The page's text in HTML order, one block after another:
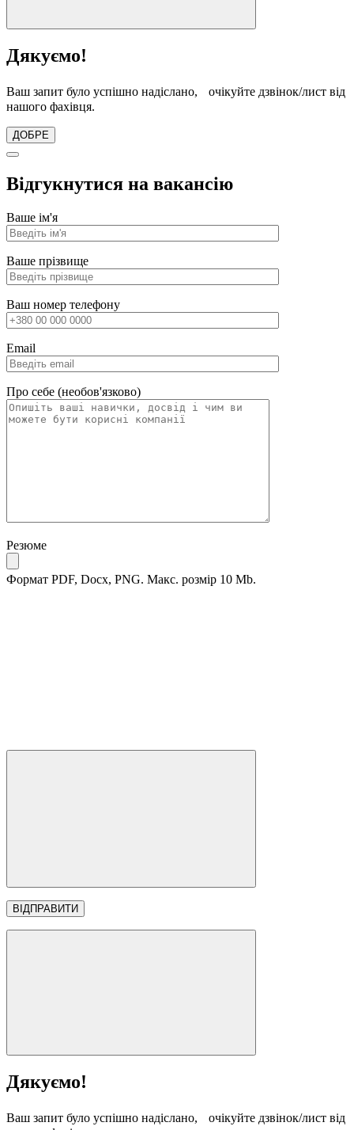
Дякуємо!
Ваш запит було успішно надіслано, очікуйте дзвінок/лист від
нашого фахівця.
ДОБРЕ
Відгукнутися на вакансію
Ваше ім'я
Ваше прізвище
Ваш номер телефону
Email
Про себе (необов'язково)
Резюме
Формат PDF, Docx, PNG. Макс. розмір 10 Mb.
Дякуємо!
Ваш запит було успішно надіслано, очікуйте дзвінок/лист від